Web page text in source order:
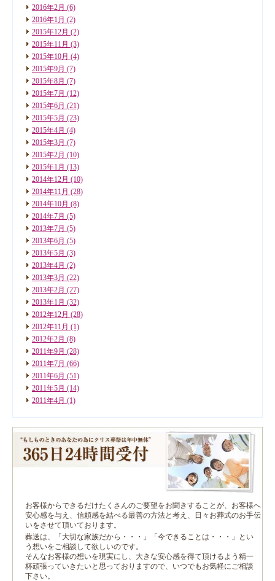
2016年2月 (6)
2016年1月 (2)
2015年12月 (2)
2015年11月 (3)
2015年10月 (4)
2015年9月 (7)
2015年8月 (7)
2015年7月 (12)
2015年6月 (21)
2015年5月 (23)
2015年4月 (4)
2015年3月 (7)
2015年2月 (10)
2015年1月 (13)
2014年12月 (10)
2014年11月 (28)
2014年10月 (8)
2014年7月 (5)
2013年7月 (5)
2013年6月 (5)
2013年5月 (3)
2013年4月 (2)
2013年3月 (22)
2013年2月 (27)
2013年1月 (32)
2012年12月 (28)
2012年11月 (1)
2012年2月 (8)
2011年9月 (28)
2011年7月 (66)
2011年6月 (51)
2011年5月 (14)
2011年4月 (1)
お客様からできるだけたくさんのご要望をお聞きすることが、お客様へ
安心感を与え、信頼感を結べる最善の方法と考え、日々お葬式のお手伝
いをさせて頂いております。
葬送は、「大切な家族だから・・・」「今できることは・・・」とい
う想いをご相談して欲しいのです。
そんなお客様の想いを現実にし、大きな安心感を得て頂けるよう精一
杯頑張っていきたいと思っておりますので、いつでもお気軽にご相談
下さい。